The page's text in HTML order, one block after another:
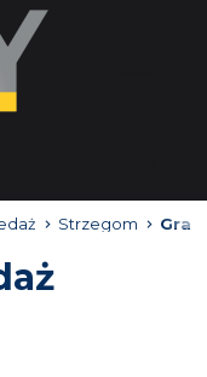
Strzegom